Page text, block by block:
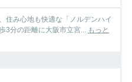
住み心地も快適な「ノルデンハイ
3分の距離に大阪市立宮...
もっと